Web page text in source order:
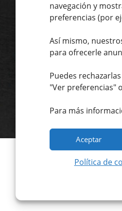
navegación y
preferencias (por
Así mismo,
para ofrecerle
Puedes
"Ver preferencias"
Para más
Aceptar
Política de